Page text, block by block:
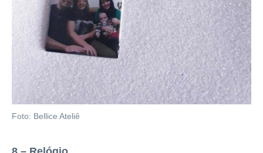
Foto: Bellice Ateliê